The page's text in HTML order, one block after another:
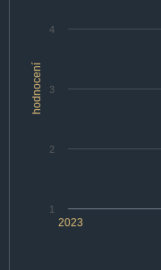
hodnocení
2023
1
2
3
4